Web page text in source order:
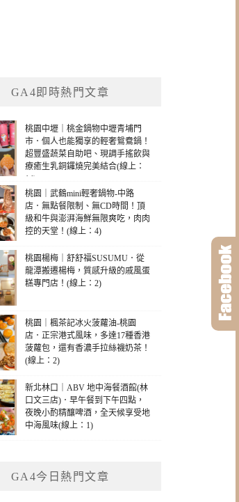
GA4即時熱門文章
桃園中壢｜桃金鍋物中壢青埔門
市．個人也能獨享的輕奢鴛鴦鍋！
超豐盛蔬菜自助吧、現調手搖飲與
療癒生乳銅鑼燒完美結合(線上：
14)
桃園｜武鶴mini輕奢鍋物-中路
店．無點餐限制、無CD時間！頂
級和牛與澎湃海鮮無限爽吃，肉肉
控的天堂！(線上：4)
桃園楊梅｜舒舒福SUSUMU．從
龍潭搬遷楊梅，質感升級的戚風蛋
糕專門店！(線上：2)
桃園｜楓茶記冰火菠蘿油-桃園
店．正宗港式風味，多達17種香港
菠蘿包，還有香濃手拉絲襪奶茶！
(線上：2)
新北林口｜ABV 地中海餐酒館(林
口文三店)．早午餐到下午四點，
夜晚小酌精釀啤酒，全天候享受地
中海風味(線上：1)
GA4今日熱門文章